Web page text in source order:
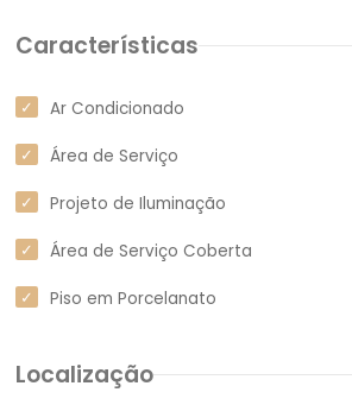
Características
Ar Condicionado
Área de Serviço
Projeto de Iluminação
Área de Serviço Coberta
Piso em Porcelanato
Localização